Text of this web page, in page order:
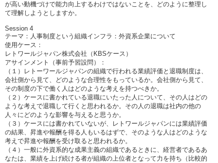
が高い動機づけで能力向上するわけではないことを、どのように整理し
て理解しようとしますか。
Session 4
テーマ：人事制度という組織インフラ：外資系企業について
使用ケース：
レトワールジャパン株式会社（KBSケース）
アサインメント（事前予習設問）：
（１）レトーワールジャパンの組織で行われる業績評価と退職制度は、
会社側から見て、どのような合理性をもっているか。会社側から見て、
その制度の下で働く人はどのような考えを持つべきか。
（２）ケースに書かれている退職にいたった人について、その人はどの
ような考えで退職して行くと思われるか。その人の退職は社内の他の
人々にどのような影響を与えると思うか。
（３）ケースには書かれていないが、レトワールジャパンには業績評価
の結果、昇進や報酬を得る人もいるはずで、そのような人はどのような
考えで昇進や報酬を受け取ると思われるか。
（４）一般に外資系的な成果主義の組織であるときに、経営者であるあ
なたは、業績を上げ続ける者が組織の上位者となって力を持ち（比較的